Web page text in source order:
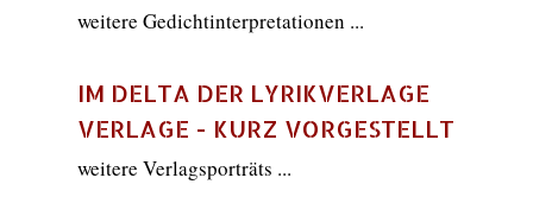
weitere Gedichtinterpretationen ...
IM DELTA DER LYRIKVERLAGE
VERLAGE - KURZ VORGESTELLT
weitere Verlagsporträts ...